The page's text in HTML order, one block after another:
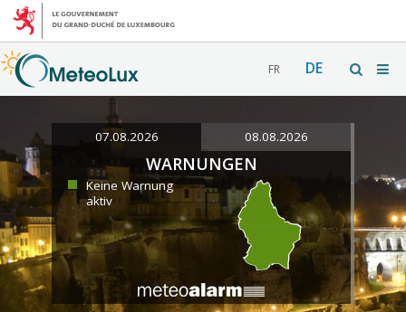
FR DE
07.08.2026 08.08.2026
WARNUNGEN
Keine Warnung
aktiv